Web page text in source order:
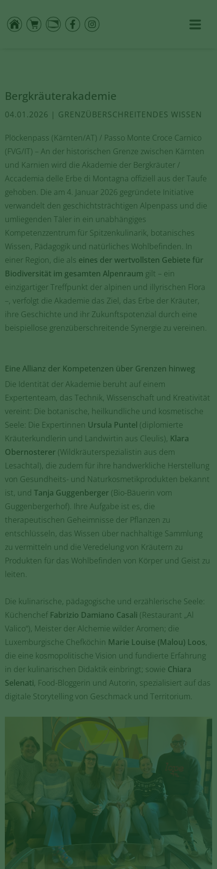
Bergkräuterakademie
04.01.2026 | GRENZÜBERSCHREITENDES WISSEN
Plöckenpass (Kärnten/AT) / Passo Monte Croce Carnico
(FVG/IT) – An der historischen Grenze zwischen Kärnten
und Karnien wird die Akademie der Bergkräuter /
Accademia delle Erbe di Montagna offiziell aus der Taufe
gehoben. Die am 4. Januar 2026 gegründete Initiative
verwandelt den geschichtsträchtigen Alpenpass und die
umliegenden Täler in ein unabhängiges
Kompetenzzentrum für Spitzenkulinarik, botanisches
Wissen, Pädagogik und natürliches Wohlbefinden. In
einer Region, die als eines der wertvollsten Gebiete für
Biodiversität im gesamten Alpenraum gilt – ein
einzigartiger Treffpunkt der alpinen und illyrischen Flora
–, verfolgt die Akademie das Ziel, das Erbe der Kräuter,
ihre Geschichte und ihr Zukunftspotenzial durch eine
beispiellose grenzüberschreitende Synergie zu vereinen.
Eine Allianz der Kompetenzen über Grenzen hinweg
Die Identität der Akademie beruht auf einem
Expertenteam, das Technik, Wissenschaft und Kreativität
vereint: Die botanische, heilkundliche und kosmetische
Seele: Die Expertinnen Ursula Puntel (diplomierte
Kräuterkundlerin und Landwirtin aus Cleulis), Klara
Obernosterer (Wildkräuterspezialistin aus dem
Lesachtal), die zudem für ihre handwerkliche Herstellung
von Gesundheits- und Naturkosmetikprodukten bekannt
ist, und Tanja Guggenberger (Bio-Bäuerin vom
Guggenbergerhof). Ihre Aufgabe ist es, die
therapeutischen Geheimnisse der Pflanzen zu
entschlüsseln, das Wissen über nachhaltige Sammlung
zu vermitteln und die Veredelung von Kräutern zu
Produkten für das Wohlbefinden von Körper und Geist zu
leiten.
Die kulinarische, pädagogische und erzählerische Seele:
Küchenchef Fabrizio Damiano Casali (Restaurant „Al
Valico“), Meister der Alchemie wilder Aromen; die
Luxemburgische Chefköchin Marie Louise (Malou) Loos,
die eine kosmopolitische Vision und fundierte Erfahrung
in der kulinarischen Didaktik einbringt; sowie Chiara
Selenati, Food-Bloggerin und Autorin, spezialisiert auf das
digitale Storytelling von Geschmack und Territorium.